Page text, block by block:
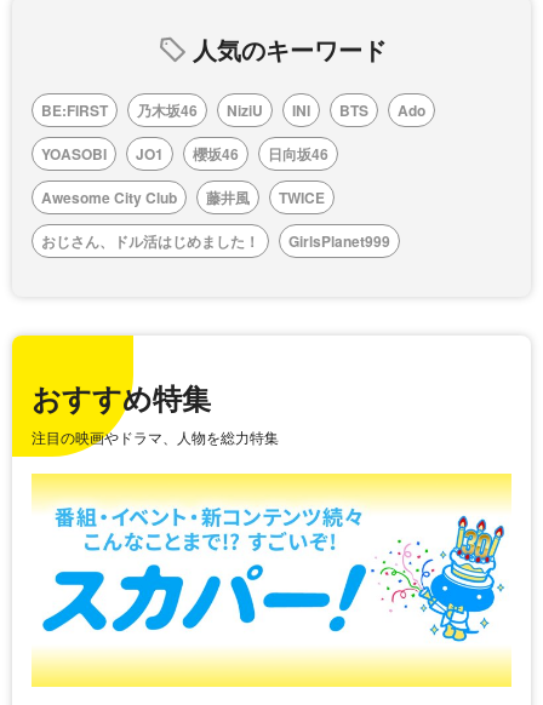
人気のキーワード
BE:FIRST 乃木坂46 NiziU INI BTS
Ado
YOASOBI
JO1 櫻坂46
日向坂46
Awesome City Club
藤井風
TWICE
おじさん、ドル活はじめました！
GirlsPlanet999
おすすめ特集
注目の映画やドラマ、人物を総力特集